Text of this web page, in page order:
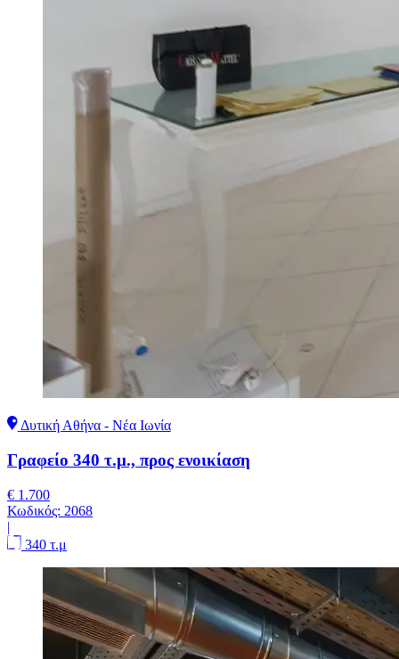
Δυτική Αθήνα - Νέα Ιωνία
Γραφείο 340 τ.μ., προς ενοικίαση
€ 1.700
Κωδικός: 2068
|
340 τ.μ